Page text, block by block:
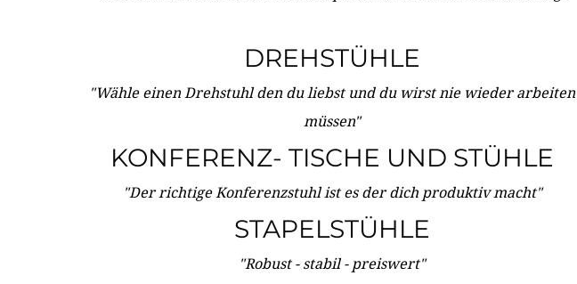
DREHSTÜHLE
"Wähle einen Drehstuhl den du liebst und du wirst nie wieder arbeiten
müssen"
KONFERENZ- TISCHE UND STÜHLE
"Der richtige Konferenzstuhl ist es der dich produktiv macht"
STAPELSTÜHLE
"Robust - stabil - preiswert"